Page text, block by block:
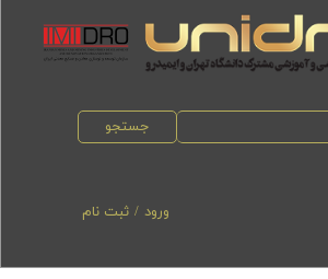
ورود / ثبت نام
جستجو